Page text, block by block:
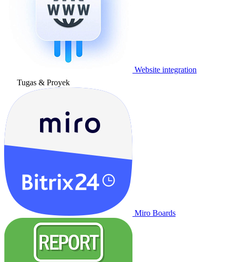
Website integration
Tugas & Proyek
Miro Boards